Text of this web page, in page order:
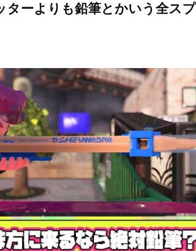
ターよりも鉛筆とかいう全ス